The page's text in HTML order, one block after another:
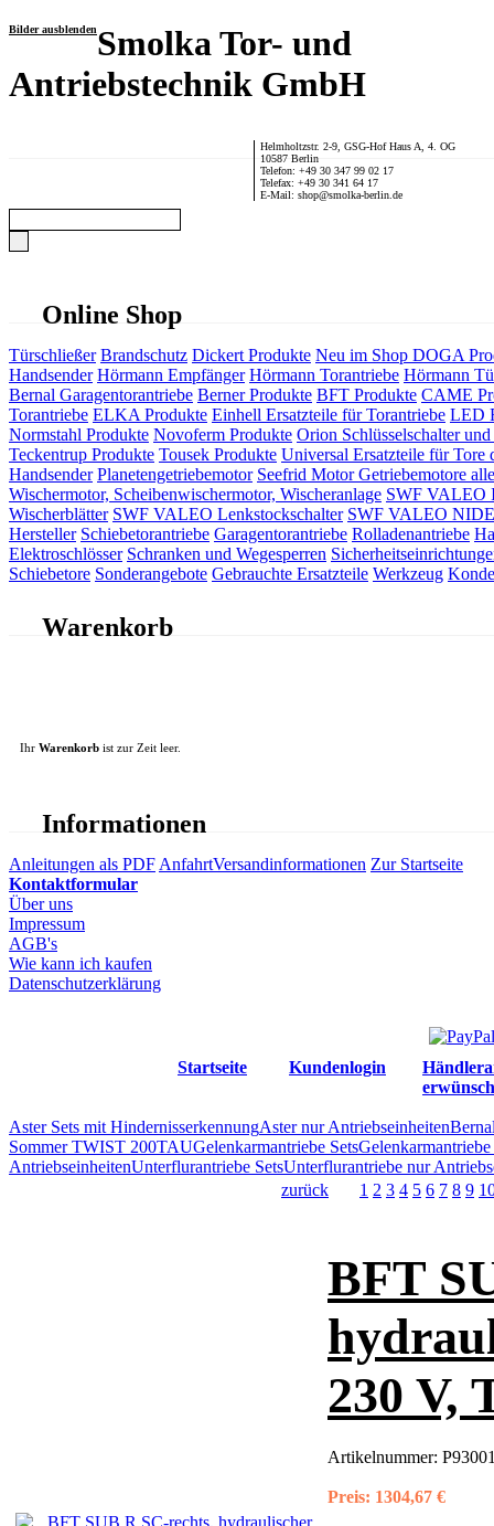
Bilder ausblendenSmolka Tor- und
Antriebstechnik GmbH
Helmholtzstr. 2-9, GSG-Hof Haus A, 4. OG
10587 Berlin
Telefon: +49 30 347 99 02 17
Telefax: +49 30 341 64 17
E-Mail: shop@smolka-berlin.de
Online Shop
Türschließer Brandschutz Dickert Produkte Neu im Shop DOGA
Handsender Hörmann Empfänger Hörmann Torantriebe Hörmann
Bernal Garagentorantriebe Berner Produkte BFT Produkte CAME
Torantriebe ELKA Produkte Einhell Ersatzteile für Torantriebe LED
Normstahl Produkte Novoferm Produkte Orion Schlüsselschalter und
Teckentrup Produkte Tousek Produkte Universal Ersatzteile für Tore
Handsender Planetengetriebemotor Seefrid Motor Getriebemotore
Wischermotor, Scheibenwischermotor, Wischeranlage SWF VALEO
Wischerblätter SWF VALEO Lenkstockschalter SWF VALEO
Hersteller Schiebetorantriebe Garagentorantriebe Rolladenantriebe
Elektroschlösser Schranken und Wegesperren
Schiebetore Sonderangebote Gebrauchte Ersatzteile Werkzeug
Warenkorb
Ihr Warenkorb ist zur Zeit leer.
Informationen
Anleitungen als PDF AnfahrtVersandinformationen Zur Startseite
Kontaktformular
Über uns
Impressum
AGB's
Wie kann ich kaufen
Datenschutzerklärung
Startseite Kundenlogin
Aster Sets mit HindernisserkennungAster nur Antriebseinheiten
Sommer TWIST 200TAUGelenkarmantriebe Sets
AntriebseinheitenUnterflurantriebe SetsUnterflurantriebe nur
zurück
1 2 3 4 5 6 7 8 9
BFT
230 V,
Artikelnummer:
Preis: 1304,67 €